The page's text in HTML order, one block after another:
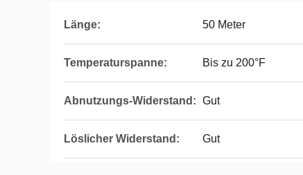
Länge: 50 Meter
Temperaturspanne: Bis zu 200°F
Abnutzungs-Widerstand: Gut
Löslicher Widerstand: Gut